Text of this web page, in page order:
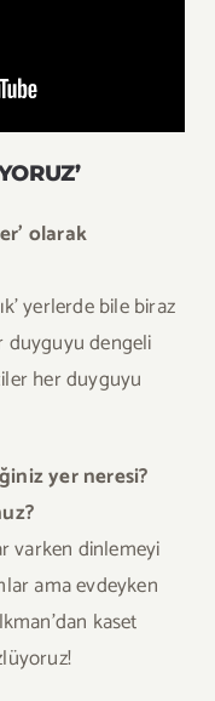
olarak
yerlerde bile biraz
duyguyu dengeli
her duyguyu
yer neresi?
varken dinlemeyi
ama evdeyken
kaset